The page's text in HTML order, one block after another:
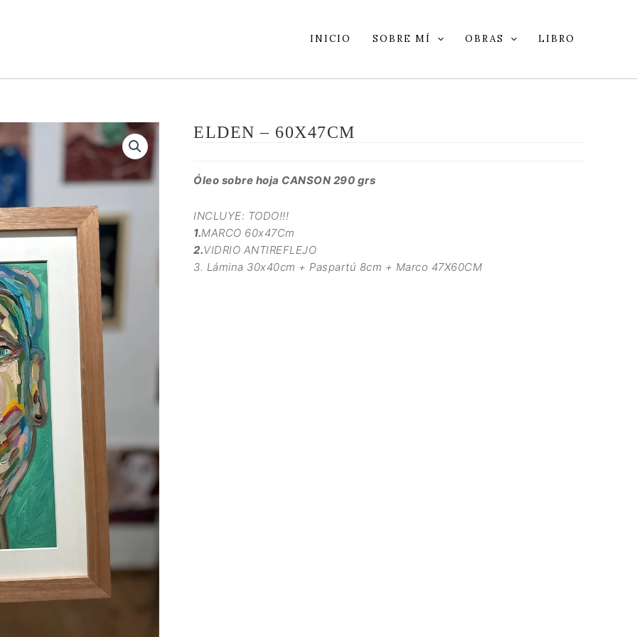
INICIO SOBRE MÍ OBRAS LIBRO
ELDEN – 60X47CM
Óleo sobre hoja CANSON 290 grs
INCLUYE: TODO!!!
1.MARCO 60x47Cm
2.VIDRIO ANTIREFLEJO
3. Lámina 30x40cm + Paspartú 8cm + Marco 47X60CM